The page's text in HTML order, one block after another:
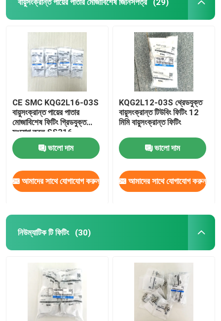
(29)
CE SMC KQG2L16-03S
বায়ুসংক্রান্ত পায়ের পাতার
মোজাবিশেষ ফিটিং গ্রিডযুক্ত
সংযোগ তরল SS316
ভালো দাম
আমাদের সাথে যোগাযোগ করুন
KQG2L12-03S থ্রেডযুক্ত
বায়ুসংক্রান্ত টিউবিং ফিটিং 12
মিমি বায়ুসংক্রান্ত ফিটিং
ভালো দাম
আমাদের সাথে যোগাযোগ করুন
নিউম্যাটিক টি ফিটিং (30)